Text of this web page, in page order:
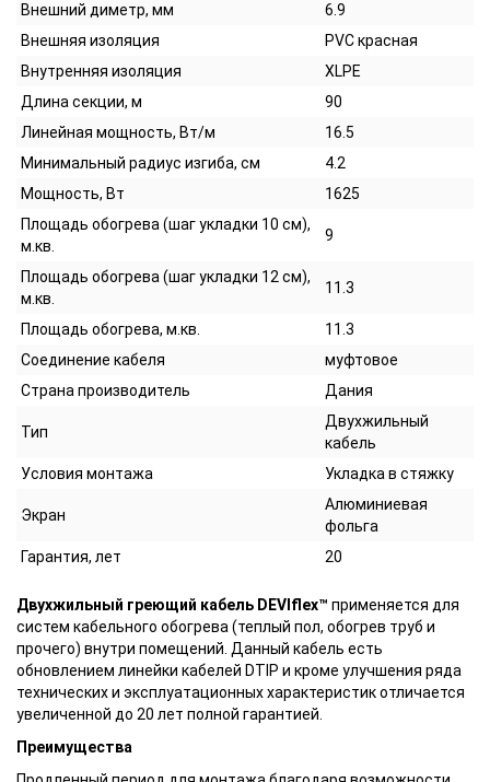
Внешний диметр, мм
6.9
Внешняя изоляция
PVC красная
Внутренняя изоляция
XLPE
Длина секции, м
90
Линейная мощность, Вт/м
16.5
Минимальный радиус изгиба, см
4.2
Мощность, Вт
1625
Площадь обогрева (шаг укладки 10 см),
м.кв.
9
Площадь обогрева (шаг укладки 12 см),
м.кв.
11.3
Площадь обогрева, м.кв.
11.3
Соединение кабеля
муфтовое
Страна производитель
Дания
Тип
Двухжильный
кабель
Условия монтажа
Укладка в стяжку
Экран
Алюминиевая
фольга
Гарантия, лет
20
Двухжильный греющий кабель DEVIflex™ применяется для
систем кабельного обогрева (теплый пол, обогрев труб и
прочего) внутри помещений. Данный кабель есть
обновлением линейки кабелей DTIP и кроме улучшения ряда
технических и эксплуатационных характеристик отличается
увеличенной до 20 лет полной гарантией.
Преимущества